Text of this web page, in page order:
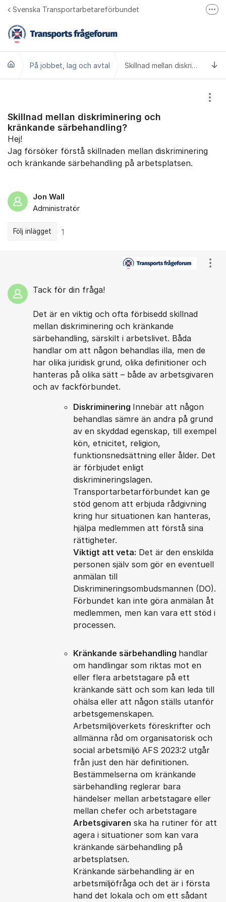
Hoppa till innehåll
Svenska Transportarbetareförbundet
Transport på Facebook
På jobbet, lag och avtal Skillnad mellan diskriminering och kränkande särbehandling?
Skillnad mellan diskriminering och
kränkande särbehandling?
Hej!
Jag försöker förstå skillnaden mellan diskriminering
och kränkande särbehandling på arbetsplatsen.
Jon Wall
Administratör
Följ inlägget 1
Tack för din fråga!
Det är en viktig och ofta förbisedd skillnad
mellan diskriminering och kränkande
särbehandling, särskilt i arbetslivet. Båda
handlar om att någon behandlas illa, men de
har olika juridisk grund, olika definitioner och
hanteras på olika sätt – både av arbetsgivaren
och av fackförbundet.
Diskriminering Innebär att någon
behandlas sämre än andra på grund
av en skyddad egenskap, till exempel
kön, etnicitet, religion,
funktionsnedsättning eller ålder. Det
är förbjudet enligt
diskrimineringslagen.
Transportarbetarförbundet kan ge
stöd genom att erbjuda rådgivning
kring hur situationen kan hanteras,
hjälpa medlemmen att förstå sina
rättigheter.
Viktigt att veta: Det är den enskilda
personen själv som gör en eventuell
anmälan till
Diskrimineringsombudsmannen (DO).
Förbundet kan inte göra anmälan åt
medlemmen, men kan vara ett stöd i
processen.
Kränkande särbehandling handlar
om handlingar som riktas mot en
eller flera arbetstagare på ett
kränkande sätt och som kan leda till
ohälsa eller att någon ställs utanför
arbetsgemenskapen.
Arbetsmiljöverkets föreskrifter och
allmänna råd om organisatorisk och
social arbetsmiljö AFS 2023:2 utgår
från just den här definitionen.
Bestämmelserna om kränkande
särbehandling reglerar bara
händelser mellan arbetstagare eller
mellan chefer och arbetstagare
Arbetsgivaren ska ha rutiner för att
agera i situationer som kan vara
kränkande särbehandling på
arbetsplatsen.
Kränkande särbehandling är en
arbetsmiljöfråga och det är i första
hand det lokala och om ett sådant